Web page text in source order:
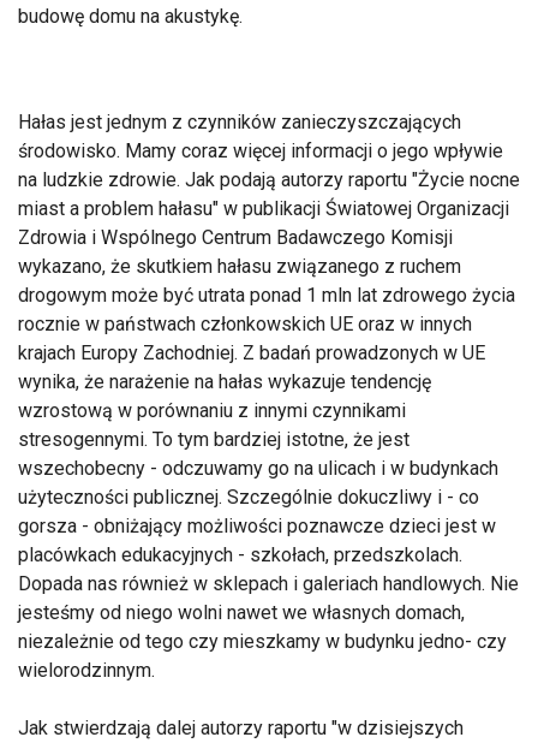
budowę domu na akustykę.
Hałas jest jednym z czynników zanieczyszczających
środowisko. Mamy coraz więcej informacji o jego wpływie
na ludzkie zdrowie. Jak podają autorzy raportu "Życie nocne
miast a problem hałasu" w publikacji Światowej Organizacji
Zdrowia i Wspólnego Centrum Badawczego Komisji
wykazano, że skutkiem hałasu związanego z ruchem
drogowym może być utrata ponad 1 mln lat zdrowego życia
rocznie w państwach członkowskich UE oraz w innych
krajach Europy Zachodniej. Z badań prowadzonych w UE
wynika, że narażenie na hałas wykazuje tendencję
wzrostową w porównaniu z innymi czynnikami
stresogennymi. To tym bardziej istotne, że jest
wszechobecny - odczuwamy go na ulicach i w budynkach
użyteczności publicznej. Szczególnie dokuczliwy i - co
gorsza - obniżający możliwości poznawcze dzieci jest w
placówkach edukacyjnych - szkołach, przedszkolach.
Dopada nas również w sklepach i galeriach handlowych. Nie
jesteśmy od niego wolni nawet we własnych domach,
niezależnie od tego czy mieszkamy w budynku jedno- czy
wielorodzinnym.
Jak stwierdzają dalej autorzy raportu "w dzisiejszych